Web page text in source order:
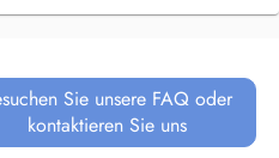
Sie unsere FAQ oder
kontaktieren Sie uns